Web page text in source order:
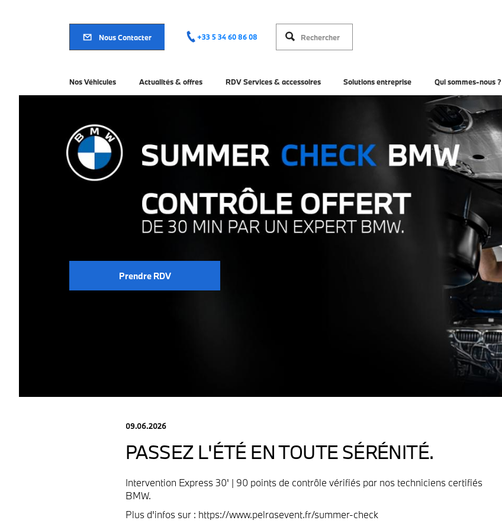
Nous Contacter +33 5 34 60 86 08
Nos Véhicules Actualités & offres RDV Services & accessoires Solutions entreprise Qui sommes-nous ?
Prendre RDV
09.06.2026
PASSEZ L'ÉTÉ EN TOUTE SÉRÉNITÉ.
Intervention Express 30' | 90 points de contrôle vérifiés par nos techniciens certifiés
BMW.
Plus d'infos sur : https://www.pelrasevent.fr/summer-check